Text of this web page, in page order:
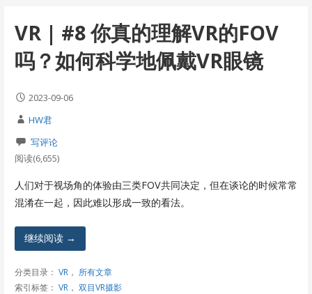
VR | #8 你真的理解VR的FOV
吗？如何科学地佩戴VR眼镜
2023-09-06
HW君
写评论
阅读(6,655)
人们对于视场角的体验由三类FOV共同决定，但在谈论的时候常常
混淆在一起，因此难以形成一致的看法。
继续阅读 →
分类目录： VR， 所有文章
索引标签： VR， 双目VR摄影